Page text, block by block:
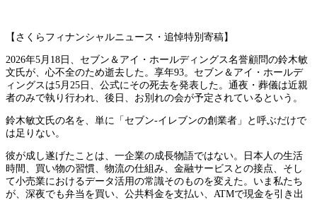
【さくらフィナンシャルニュース・追悼特別寄稿】
2026年5月18日、セブン＆アイ・ホールディングス名誉顧問の鈴木敏
文氏が、心不全のため逝去した。享年93。セブン＆アイ・ホールデ
ィングスは5月25日、公式にその死去を発表した。通夜・葬儀は近親
者のみで執り行われ、後日、お別れの会が予定されているという。
鈴木敏文氏の名を、単に「セブン-イレブンの創業者」と呼ぶだけで
は足りない。
彼が成し遂げたことは、一企業の成長物語ではない。日本人の生活
時間、買い物の習慣、物流の仕組み、金融サービスとの接点、そし
て小売業におけるデータ活用の常識そのものを変えた。いま私たち
が、深夜でも弁当を買い、公共料金を支払い、ATMで現金を引き出